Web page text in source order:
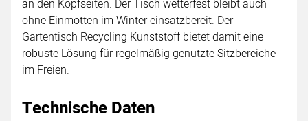
an den Kopfseiten. Der Tisch wetterfest bleibt auch
ohne Einmotten im Winter einsatzbereit. Der
Gartentisch Recycling Kunststoff bietet damit eine
robuste Lösung für regelmäßig genutzte Sitzbereiche
im Freien.
Technische Daten